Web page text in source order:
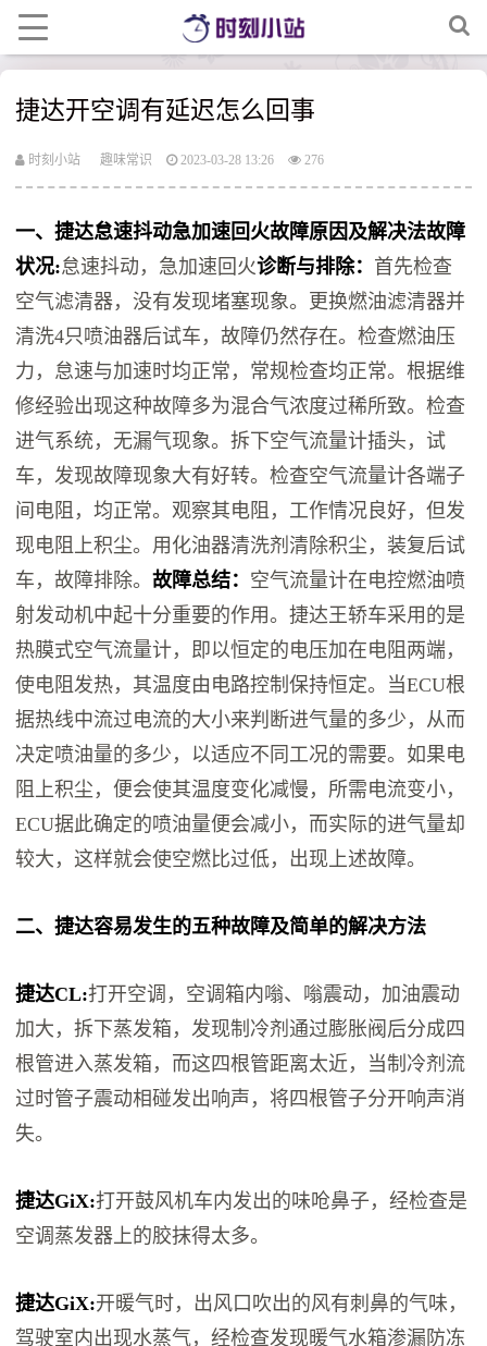
捷达开空调有延迟怎么回事
时刻小站 趣味常识 2023-03-28 13:26 276
一、捷达怠速抖动急加速回火故障原因及解决法故障
状况:怠速抖动，急加速回火诊断与排除： 首先检查
空气滤清器，没有发现堵塞现象。更换燃油滤清器并
清洗4只喷油器后试车，故障仍然存在。检查燃油压
力，怠速与加速时均正常，常规检查均正常。根据维
修经验出现这种故障多为混合气浓度过稀所致。检查
进气系统，无漏气现象。拆下空气流量计插头，试
车，发现故障现象大有好转。检查空气流量计各端子
间电阻，均正常。观察其电阻，工作情况良好，但发
现电阻上积尘。用化油器清洗剂清除积尘，装复后试
车，故障排除。故障总结： 空气流量计在电控燃油喷
射发动机中起十分重要的作用。捷达王轿车采用的是
热膜式空气流量计，即以恒定的电压加在电阻两端，
使电阻发热，其温度由电路控制保持恒定。当ECU根
据热线中流过电流的大小来判断进气量的多少，从而
决定喷油量的多少，以适应不同工况的需要。如果电
阻上积尘，便会使其温度变化减慢，所需电流变小，
ECU据此确定的喷油量便会减小，而实际的进气量却
较大，这样就会使空燃比过低，出现上述故障。
二、捷达容易发生的五种故障及简单的解决方法
捷达CL:打开空调，空调箱内嗡、嗡震动，加油震动
加大，拆下蒸发箱，发现制冷剂通过膨胀阀后分成四
根管进入蒸发箱，而这四根管距离太近，当制冷剂流
过时管子震动相碰发出响声，将四根管子分开响声消
失。
捷达GiX:打开鼓风机车内发出的味呛鼻子，经检查是
空调蒸发器上的胶抹得太多。
捷达GiX:开暖气时，出风口吹出的风有刺鼻的气味，
驾驶室内出现水蒸气，经检查发现暖气水箱渗漏防冻